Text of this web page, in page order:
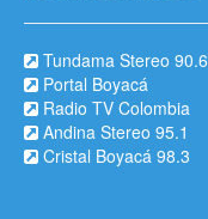
Tundama Stereo 90.6
Portal Boyacá
Radio TV Colombia
Andina Stereo 95.1
Cristal Boyacá 98.3